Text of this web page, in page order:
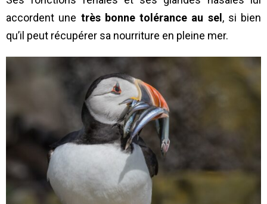
accordent une très bonne tolérance au sel , si bien
qu’il peut récupérer sa nourriture en pleine mer.